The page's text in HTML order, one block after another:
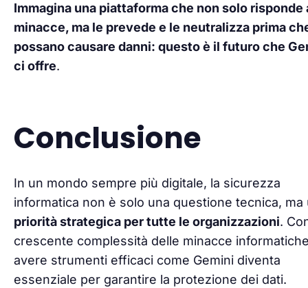
Immagina una piattaforma che non solo risponde
minacce, ma le prevede e le neutralizza prima
possano causare danni: questo è il futuro che
ci offre.
Conclusione
In un mondo sempre più digitale, la sicurezza
informatica non è solo una questione tecnica, ma
priorità strategica per tutte le organizzazioni.
crescente complessità delle minacce
avere strumenti efficaci come Gemini diventa
essenziale per garantire la protezione dei dati.